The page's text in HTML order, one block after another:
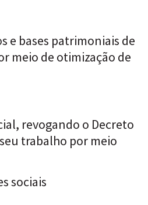
e bases patrimoniais de
meio de otimização de
revogando o Decreto
trabalho por meio
sociais